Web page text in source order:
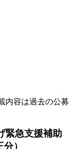
内容は過去の公募
緊急支援補助
）